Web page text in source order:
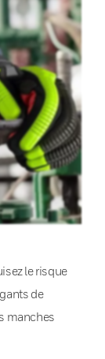
le risque
de
manches